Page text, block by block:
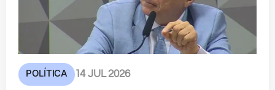
POLÍTICA 14 JUL 2026